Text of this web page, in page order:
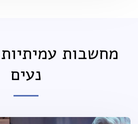
מחשבות
נעים